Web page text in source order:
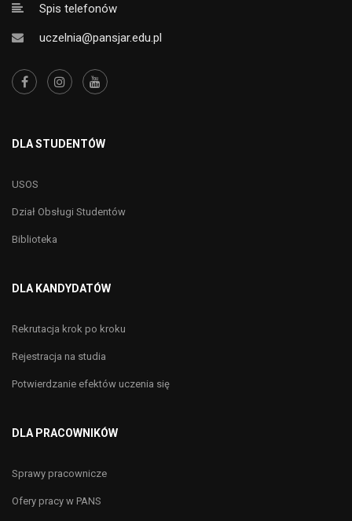
Spis telefonów
uczelnia@pansjar.edu.pl
DLA STUDENTÓW
USOS
Dział Obsługi Studentów
Biblioteka
DLA KANDYDATÓW
Rekrutacja krok po kroku
Rejestracja na studia
Potwierdzanie efektów uczenia się
DLA PRACOWNIKÓW
Sprawy pracownicze
Ofery pracy w PANS